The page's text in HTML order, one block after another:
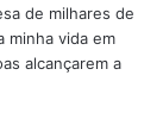
de milhares de
minha vida em
alcançarem a